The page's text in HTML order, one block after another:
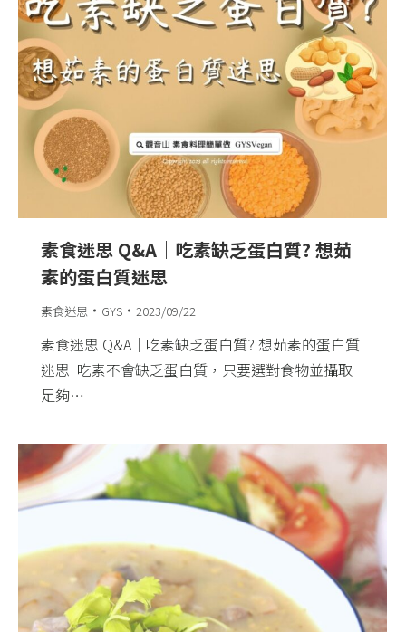
素食迷思 Q&A｜吃素缺乏蛋白質? 想茹
素的蛋白質迷思
素食迷思 GYS 2023/09/22
素食迷思 Q&A｜吃素缺乏蛋白質? 想茹素的蛋白質
迷思 ​ 吃素不會缺乏蛋白質，只要選對食物並攝取
足夠…